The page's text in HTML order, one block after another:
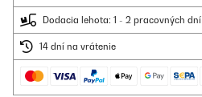
Dodacia lehota: 1 - 2 pracovných dní
14 dní na vrátenie